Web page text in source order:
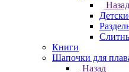
Назад
Книги
Шапочки для
Назад